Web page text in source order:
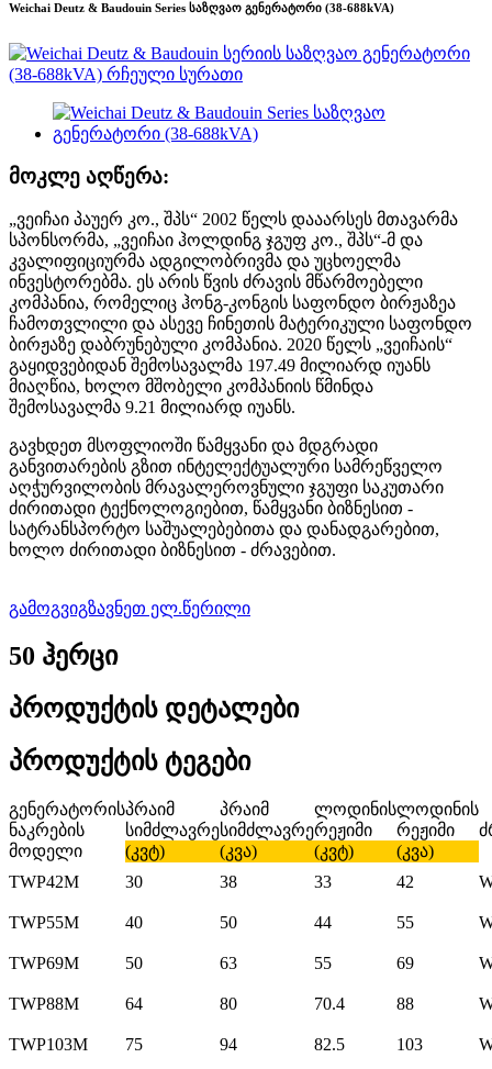
Weichai Deutz & Baudouin Series საზღვაო გენერატორი (38-688kVA)
მოკლე აღწერა:
„ვეიჩაი პაუერ კო., შპს“ 2002 წელს დააარსეს მთავარმა
სპონსორმა, „ვეიჩაი ჰოლდინგ ჯგუფ კო., შპს“-მ და
კვალიფიციურმა ადგილობრივმა და უცხოელმა
ინვესტორებმა. ეს არის წვის ძრავის მწარმოებელი
კომპანია, რომელიც ჰონგ-კონგის საფონდო ბირჟაზეა
ჩამოთვლილი და ასევე ჩინეთის მატერიკული საფონდო
ბირჟაზე დაბრუნებული კომპანია. 2020 წელს „ვეიჩაის“
გაყიდვებიდან შემოსავალმა 197.49 მილიარდ იუანს
მიაღწია, ხოლო მშობელი კომპანიის წმინდა
შემოსავალმა 9.21 მილიარდ იუანს.
გავხდეთ მსოფლიოში წამყვანი და მდგრადი
განვითარების გზით ინტელექტუალური სამრეწველო
აღჭურვილობის მრავალეროვნული ჯგუფი საკუთარი
ძირითადი ტექნოლოგიებით, წამყვანი ბიზნესით -
სატრანსპორტო საშუალებებითა და დანადგარებით,
ხოლო ძირითადი ბიზნესით - ძრავებით.
გამოგვიგზავნეთ ელ.წერილი
50 ჰერცი
პროდუქტის დეტალები
პროდუქტის ტეგები
გენერატორის
ნაკრების
მოდელი
პრაიმ
სიმძლავრე
პრაიმ
სიმძლავრე
ლოდინის
რეჟიმი
ლოდინის
რეჟიმი
(კვტ)
(კვა) (კვტ)
(კვა)
TWP42M
30 38 33 42
TWP55M 40 50 44 55
TWP69M 50 63 55 69
TWP88M 64 80 70.4 88
TWP103M 75 94 82.5 103